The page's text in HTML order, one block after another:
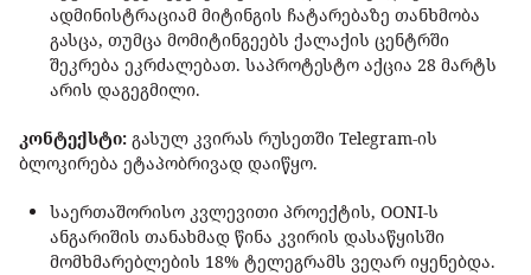
ადმინისტრაციამ მიტინგის ჩატარებაზე თანხმობა
გასცა, თუმცა მომიტინგეებს ქალაქის ცენტრში
შეკრება ეკრძალებათ. საპროტესტო აქცია 28 მარტს
არის დაგეგმილი.
კონტექსტი: გასულ კვირას რუსეთში Telegram-ის
ბლოკირება ეტაპობრივად დაიწყო.
საერთაშორისო კვლევითი პროექტის, OONI-ს
ანგარიშის თანახმად წინა კვირის დასაწყისში
მომხმარებლების 18% ტელეგრამს ვეღარ იყენებდა.